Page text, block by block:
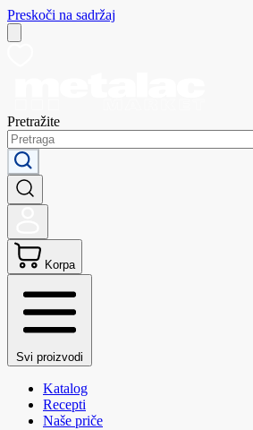
Preskoči na sadržaj
Pretražite
Korpa
Svi proizvodi
Katalog
Recepti
Naše priče